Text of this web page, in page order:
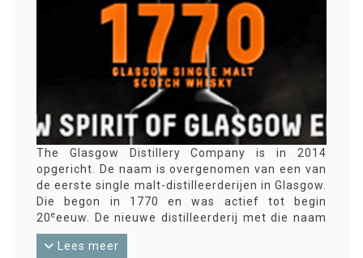
The Glasgow Distillery Company is in 2014
opgericht. De naam is overgenomen van een van
de eerste single malt-distilleerderijen in Glasgow.
Die begon in 1770 en was actief tot begin
20eeeuw. De nieuwe distilleerderij met die naam
wil Glasgow weer op de kaart zetten in de
traditie van de grote whisky-regio’s. Inmiddels
Lees meer